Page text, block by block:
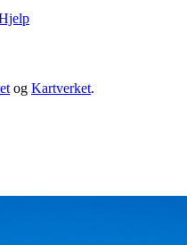
og Kartverket.